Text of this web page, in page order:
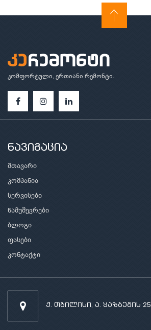
კომფორტული, ერთიანი რემონტი.
ნავიგაცია
მთავარი
კომპანია
სერვისები
ნამუშევრები
ბლოგი
ფასები
კონტაქტი
ქ. თბილისი, ა. ყაზბეგის 25